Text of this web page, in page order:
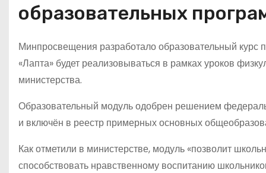
образовательных
Минпросвещения разработало образовательный курс
«Лапта» будет реализовываться в рамках уроков
министерства.
Образовательный модуль одобрен решением
и включён в реестр примерных основных
Как отметили в министерстве, модуль «позволит
способствовать нравственному воспитанию